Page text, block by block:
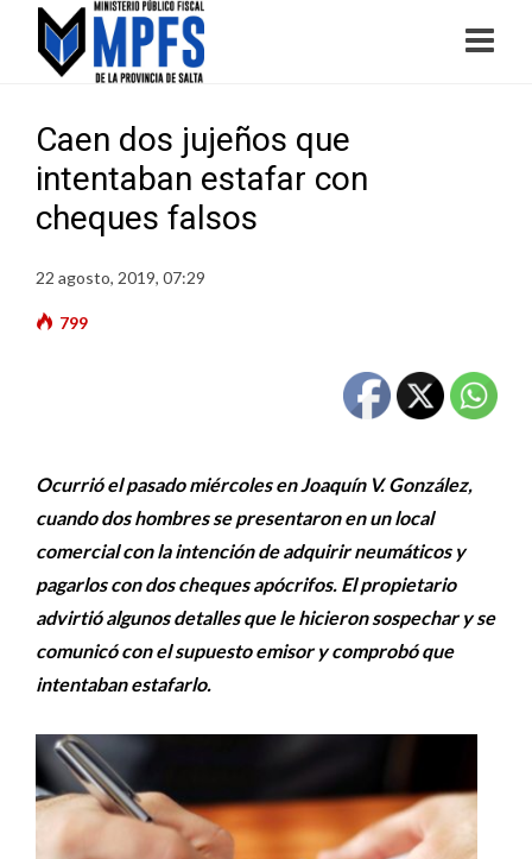
Caen dos jujeños que
intentaban estafar con
cheques falsos
22 agosto, 2019, 07:29
799
Ocurrió el pasado miércoles en Joaquín V. González,
cuando dos hombres se presentaron en un local
comercial con la intención de adquirir neumáticos y
pagarlos con dos cheques apócrifos. El propietario
advirtió algunos detalles que le hicieron sospechar y se
comunicó con el supuesto emisor y comprobó que
intentaban estafarlo.